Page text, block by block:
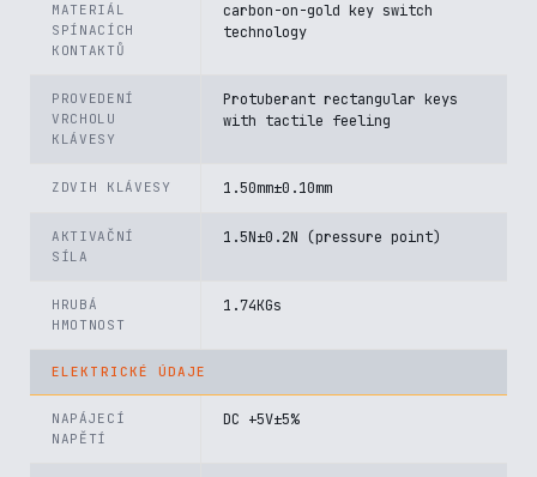
MATERIÁL
SPÍNACÍCH
KONTAKTŮ
carbon-on-gold key switch
technology
PROVEDENÍ
VRCHOLU
KLÁVESY
Protuberant rectangular keys
with tactile feeling
ZDVIH KLÁVESY 1.50mm±0.10mm
AKTIVAČNÍ
SÍLA
1.5N±0.2N (pressure point)
HRUBÁ
HMOTNOST
1.74KGs
ELEKTRICKÉ ÚDAJE
NAPÁJECÍ
NAPĚTÍ
DC +5V±5%